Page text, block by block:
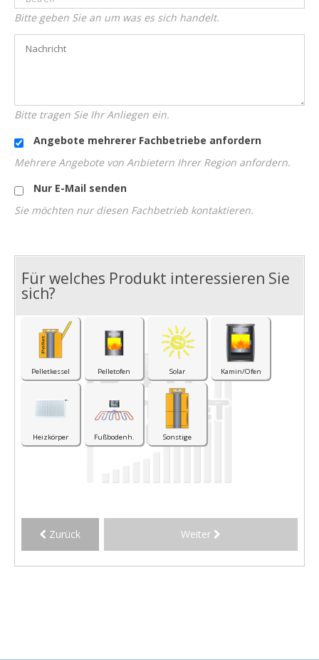
Bitte geben Sie an um was es sich handelt.
Bitte tragen Sie Ihr Anliegen ein.
Angebote mehrerer Fachbetriebe anfordern
Mehrere Angebote von Anbietern Ihrer Region anfordern.
Nur E-Mail senden
Sie möchten nur diesen Fachbetrieb kontaktieren.
Für welches Produkt interessieren Sie
sich?
Pelletkessel Pelletofen Solar Kamin/Ofen
Heizkörper Fußbodenh. Sonstige
Zurück Weiter